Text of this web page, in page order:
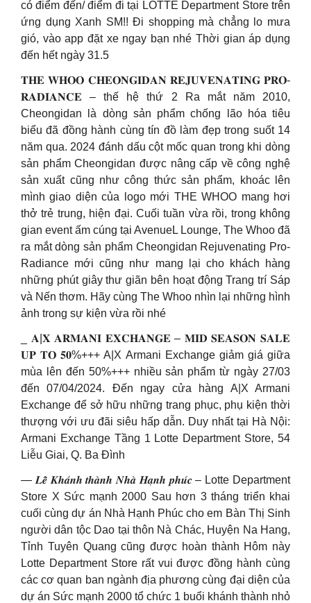
có điểm đến/ điểm đi tại LOTTE Department Store trên
ứng dụng Xanh SM!! Đi shopping mà chẳng lo mưa
gió, vào app đặt xe ngay bạn nhé Thời gian áp dụng
đến hết ngày 31.5
𝐓𝐇𝐄 𝐖𝐇𝐎𝐎 𝐂𝐇𝐄𝐎𝐍𝐆𝐈𝐃𝐀𝐍 𝐑𝐄𝐉𝐔𝐕𝐄𝐍𝐀𝐓𝐈𝐍𝐆 𝐏𝐑𝐎-
𝐑𝐀𝐃𝐈𝐀𝐍𝐂𝐄 – thế hệ thứ 2 Ra mắt năm 2010,
Cheongidan là dòng sản phẩm chống lão hóa tiêu
biểu đã đồng hành cùng tín đồ làm đẹp trong suốt 14
năm qua. 2024 đánh dấu cột mốc quan trong khi dòng
sản phẩm Cheongidan được nâng cấp về công nghệ
sản xuất cũng như công thức sản phẩm, khoác lên
mình giao diện của logo mới THE WHOO mang hơi
thở trẻ trung, hiện đại. Cuối tuần vừa rồi, trong không
gian event ấm cúng tại AvenueL Lounge, The Whoo đã
ra mắt dòng sản phẩm Cheongidan Rejuvenating Pro-
Radiance mới cũng như mang lại cho khách hàng
những phút giây thư giãn bên hoạt động Trang trí Sáp
và Nến thơm. Hãy cùng The Whoo nhìn lại những hình
ảnh trong sự kiện vừa rồi nhé
_ 𝐀|𝐗 𝐀𝐑𝐌𝐀𝐍𝐈 𝐄𝐗𝐂𝐇𝐀𝐍𝐆𝐄 – 𝐌𝐈𝐃 𝐒𝐄𝐀𝐒𝐎𝐍 𝐒𝐀𝐋𝐄
𝐔𝐏 𝐓𝐎 𝟓𝟎%+++ A|X Armani Exchange giảm giá giữa
mùa lên đến 50%+++ nhiều sản phẩm từ ngày 27/03
đến 07/04/2024. Đến ngay cửa hàng A|X Armani
Exchange để sở hữu những trang phục, phụ kiện thời
thượng với ưu đãi siêu hấp dẫn. Duy nhất tại Hà Nội:
Armani Exchange Tầng 1 Lotte Department Store, 54
Liễu Giai, Q. Ba Đình
— 𝑳𝒆̂̃ 𝑲𝒉𝒂́𝒏𝒉 𝒕𝒉𝒂̀𝒏𝒉 𝑵𝒉𝒂̀ 𝑯𝒂̣𝒏𝒉 𝒑𝒉𝒖́𝒄 – Lotte Department
Store X Sức mạnh 2000 Sau hơn 3 tháng triển khai
cuối cùng dự án Nhà Hạnh Phúc cho em Bàn Thị Sinh
người dân tộc Dao tại thôn Nà Chác, Huyện Na Hang,
Tỉnh Tuyên Quang cũng được hoàn thành Hôm này
Lotte Department Store rất vui được đồng hành cùng
các cơ quan ban ngành địa phương cùng đại diện của
dự án Sức mạnh 2000 tổ chức 1 buổi khánh thành nhỏ